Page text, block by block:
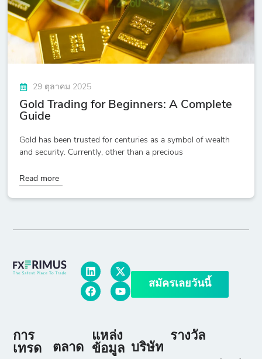
29 ตุลาคม 2025
Gold Trading for Beginners: A Complete
Guide
Gold has been trusted for centuries as a symbol of wealth
and security. Currently, other than a precious
Read more
สมัครเลยวันนี้
การ
เทรด
ตลาด
แหล่ง
ข้อมูล บริษัท
รางวัล